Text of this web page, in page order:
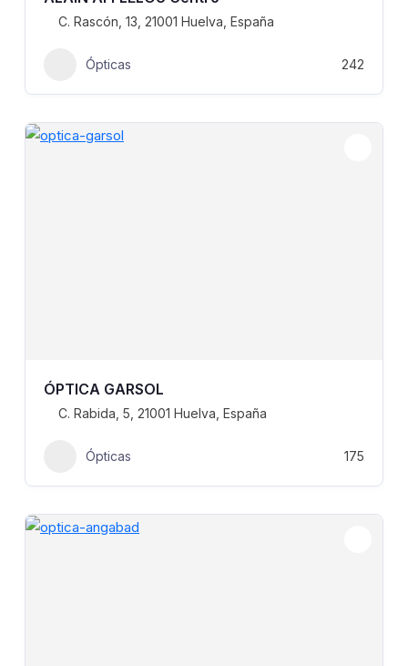
C. Rascón, 13, 21001 Huelva, España
Ópticas 242
ÓPTICA GARSOL
C. Rabida, 5, 21001 Huelva, España
Ópticas 175